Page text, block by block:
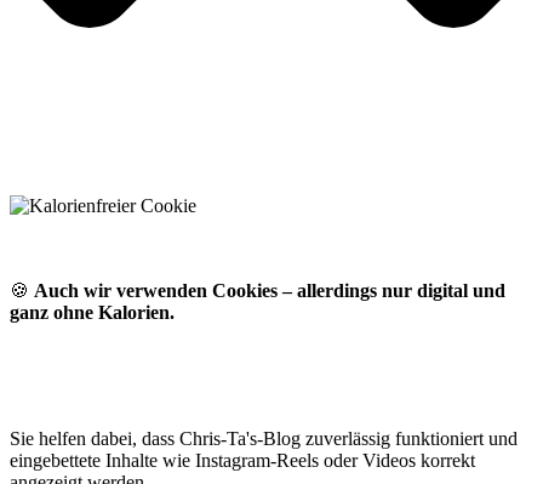
🍪 Auch wir verwenden Cookies – allerdings nur digital und
ganz ohne Kalorien.
Sie helfen dabei, dass Chris-Ta's-Blog zuverlässig funktioniert und
eingebettete Inhalte wie Instagram-Reels oder Videos korrekt